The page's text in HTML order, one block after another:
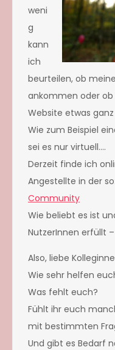
weni
g
kann
ich
beurteilen, ob
ankommen oder ob
Website etwas
Wie zum Beispiel
sei es nur virtuell….
Derzeit finde ich
Angestellte in der
Community
Wie beliebt es ist
NutzerInnen erfüllt
Also, liebe
Wie sehr helfen
Was fehlt euch?
Fühlt ihr euch
mit bestimmten
Und gibt es Bedarf